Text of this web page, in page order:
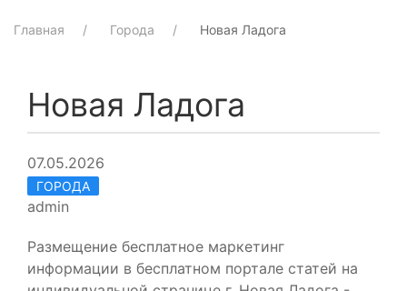
Главная Города Новая Ладога
Новая Ладога
07.05.2026
ГОРОДА
admin
Размещение бесплатное маркетинг
информации в бесплатном портале статей на